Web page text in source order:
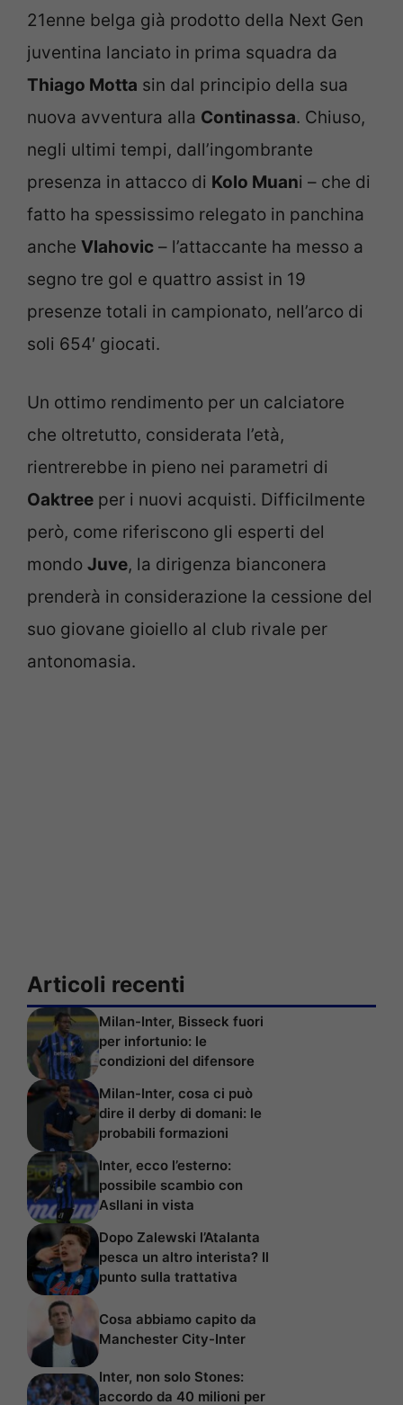
21enne belga già prodotto della Next Gen
juventina lanciato in prima squadra da
Thiago Motta sin dal principio della sua
nuova avventura alla Continassa. Chiuso,
negli ultimi tempi, dall’ingombrante
presenza in attacco di Kolo Muani – che di
fatto ha spessissimo relegato in panchina
anche Vlahovic – l’attaccante ha messo a
segno tre gol e quattro assist in 19
presenze totali in campionato, nell’arco di
soli 654′ giocati.
Un ottimo rendimento per un calciatore
che oltretutto, considerata l’età,
rientrerebbe in pieno nei parametri di
Oaktree per i nuovi acquisti. Difficilmente
però, come riferiscono gli esperti del
mondo Juve, la dirigenza bianconera
prenderà in considerazione la cessione del
suo giovane gioiello al club rivale per
antonomasia.
Articoli recenti
Milan-Inter, Bisseck fuori
per infortunio: le
condizioni del difensore
Milan-Inter, cosa ci può
dire il derby di domani: le
probabili formazioni
Inter, ecco l’esterno:
possibile scambio con
Asllani in vista
Dopo Zalewski l’Atalanta
pesca un altro interista? Il
punto sulla trattativa
Cosa abbiamo capito da
Manchester City-Inter
Inter, non solo Stones:
accordo da 40 milioni per